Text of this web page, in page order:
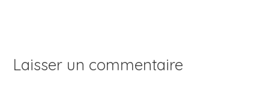
Laisser un commentaire